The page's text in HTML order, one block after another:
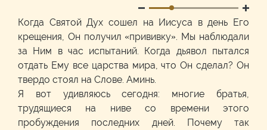
Когда Святой Дух сошел на Иисуса в день Его
крещения, Он получил «прививку». Мы наблюдали
за Ним в час испытаний. Когда дьявол пытался
отдать Ему все царства мира, что Он сделал? Он
твердо стоял на Слове. Аминь.
Я вот удивляюсь сегодня: многие братья,
трудящиеся на ниве со времени этого
пробуждения последних дней. Почему так